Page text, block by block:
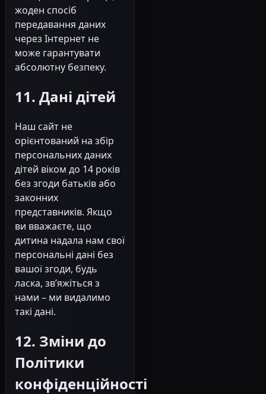
жоден спосіб
передавання даних
через Інтернет не
може гарантувати
абсолютну безпеку.
11. Дані дітей
Наш сайт не
орієнтований на збір
персональних даних
дітей віком до 14 років
без згоди батьків або
законних
представників. Якщо
ви вважаєте, що
дитина надала нам свої
персональні дані без
вашої згоди, будь
ласка, зв’яжіться з
нами – ми видалимо
такі дані.
12. Зміни до
Політики
конфіденційності